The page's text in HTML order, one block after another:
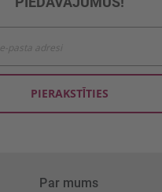
PIERAKSTĪTIES
Par mums